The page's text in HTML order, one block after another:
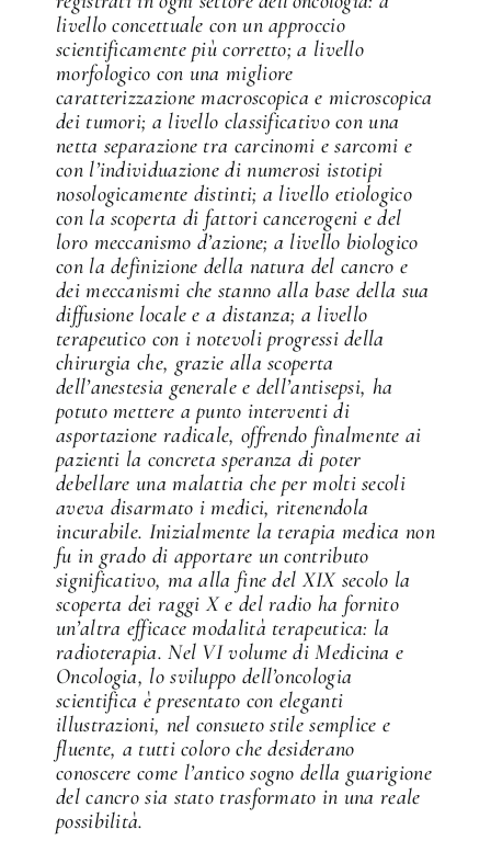
livello concettuale con un approccio
scientificamente più corretto; a livello
morfologico con una migliore
caratterizzazione macroscopica e microscopica
dei tumori; a livello classificativo con una
netta separazione tra carcinomi e sarcomi e
con l’individuazione di numerosi istotipi
nosologicamente distinti; a livello etiologico
con la scoperta di fattori cancerogeni e del
loro meccanismo d’azione; a livello biologico
con la definizione della natura del cancro e
dei meccanismi che stanno alla base della sua
diffusione locale e a distanza; a livello
terapeutico con i notevoli progressi della
chirurgia che, grazie alla scoperta
dell’anestesia generale e dell’antisepsi, ha
potuto mettere a punto interventi di
asportazione radicale, offrendo finalmente ai
pazienti la concreta speranza di poter
debellare una malattia che per molti secoli
aveva disarmato i medici, ritenendola
incurabile. Inizialmente la terapia medica non
fu in grado di apportare un contributo
significativo, ma alla fine del XIX secolo la
scoperta dei raggi X e del radio ha fornito
un’altra efficace modalità terapeutica: la
radioterapia. Nel VI volume di Medicina e
Oncologia, lo sviluppo dell’oncologia
scientifica è presentato con eleganti
illustrazioni, nel consueto stile semplice e
fluente, a tutti coloro che desiderano
conoscere come l’antico sogno della guarigione
del cancro sia stato trasformato in una reale
possibilità.